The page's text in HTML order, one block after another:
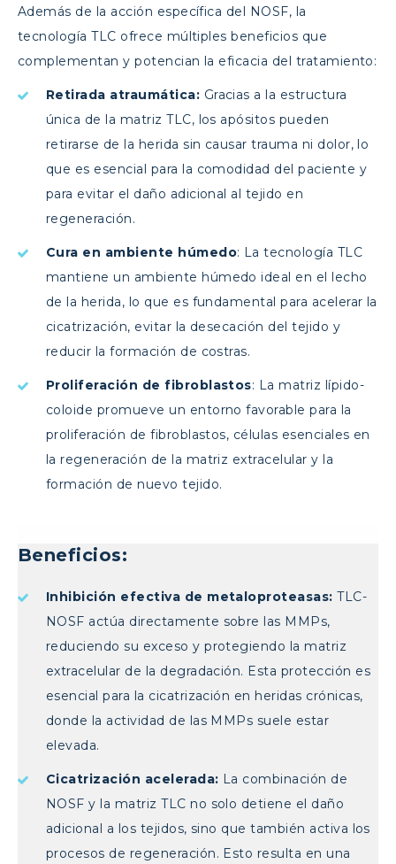
Además de la acción específica del NOSF, la
tecnología TLC ofrece múltiples beneficios que
complementan y potencian la eficacia del tratamiento:
Retirada atraumática: Gracias a la estructura
única de la matriz TLC, los apósitos pueden
retirarse de la herida sin causar trauma ni dolor, lo
que es esencial para la comodidad del paciente y
para evitar el daño adicional al tejido en
regeneración.
Cura en ambiente húmedo: La tecnología TLC
mantiene un ambiente húmedo ideal en el lecho
de la herida, lo que es fundamental para acelerar la
cicatrización, evitar la desecación del tejido y
reducir la formación de costras.
Proliferación de fibroblastos: La matriz lípido-
coloide promueve un entorno favorable para la
proliferación de fibroblastos, células esenciales en
la regeneración de la matriz extracelular y la
formación de nuevo tejido.
Beneficios:
Inhibición efectiva de metaloproteasas: TLC-
NOSF actúa directamente sobre las MMPs,
reduciendo su exceso y protegiendo la matriz
extracelular de la degradación. Esta protección es
esencial para la cicatrización en heridas crónicas,
donde la actividad de las MMPs suele estar
elevada.
Cicatrización acelerada: La combinación de
NOSF y la matriz TLC no solo detiene el daño
adicional a los tejidos, sino que también activa los
procesos de regeneración. Esto resulta en una